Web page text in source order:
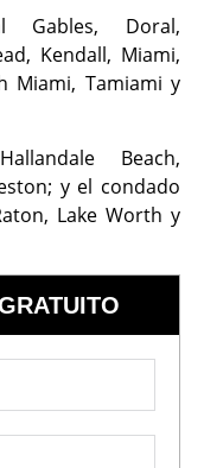
Gables, Doral,
Kendall, Miami,
Miami, Tamiami y
Beach,
y el condado
Lake Worth y